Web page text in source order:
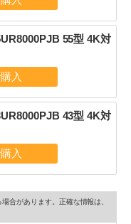
55型 4K対
43型 4K対
合があります。正確な情報は、